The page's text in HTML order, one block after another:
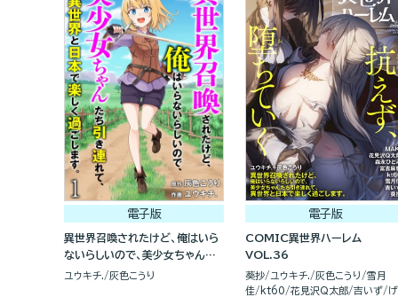
電子版
異世界召喚されたけど、俺はいら
ないらしいので、美少女ちゃんた
ち引き連れて、異世界と日本で楽
ユウキチ. 灰色こうり
電子版
COMIC異世界ハーレム
VOL.36
葵抄 ユウキチ. 灰色こうり
雪月
佳
kt60 花見沢Q太郎 吉いず
げ